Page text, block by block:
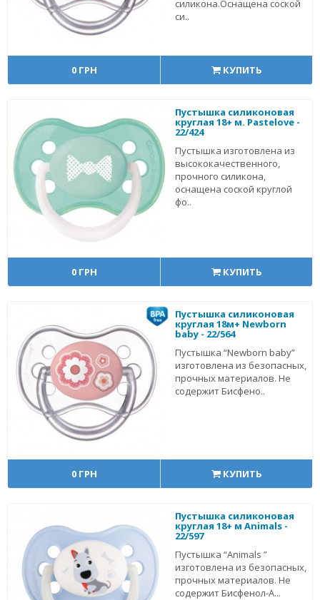
силикона.Оснащена соской
си..
0 ГРН КУПИТЬ
Пустышка силиконовая
круглая 18+ м. Pastelove -
22/424
Пустышка изготовлена из
высококачественного,
прочного силикона,
оснащена соской круглой
фо..
0 ГРН КУПИТЬ
Пустышка силиконовая
круглая 18м+ Newborn
baby - 22/564
Пустышка “Newborn baby”
изготовлена из безопасных,
прочных материалов. Не
содержит Бисфено..
0 ГРН КУПИТЬ
Пустышка силиконовая
круглая 18+ м Animals -
22/597
Пустышка “Animals ”
изготовлена из безопасных,
прочных материалов. Не
содержит Бисфенол-А...